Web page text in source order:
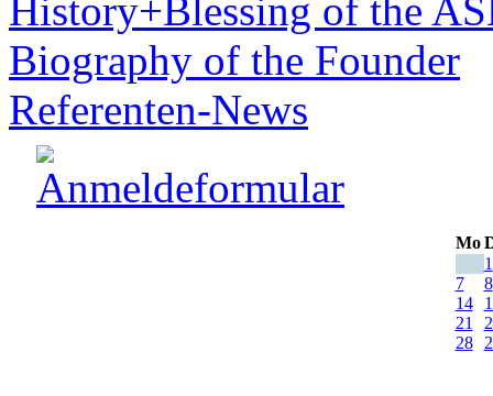
History+Blessing of the
Biography of the Founder
Referenten-News
Mo
1
7
8
14
21
28